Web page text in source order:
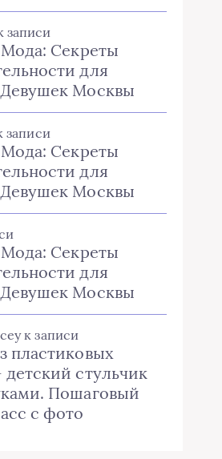
записи
Секреты
для
Москвы
записи
Секреты
для
Москвы
Секреты
для
Москвы
к записи
пластиковых
стульчик
Пошаговый
с фото